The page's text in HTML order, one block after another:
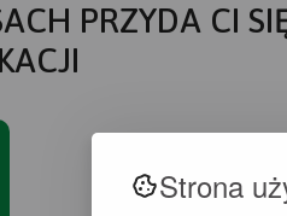
Strona
PRZYDA CI